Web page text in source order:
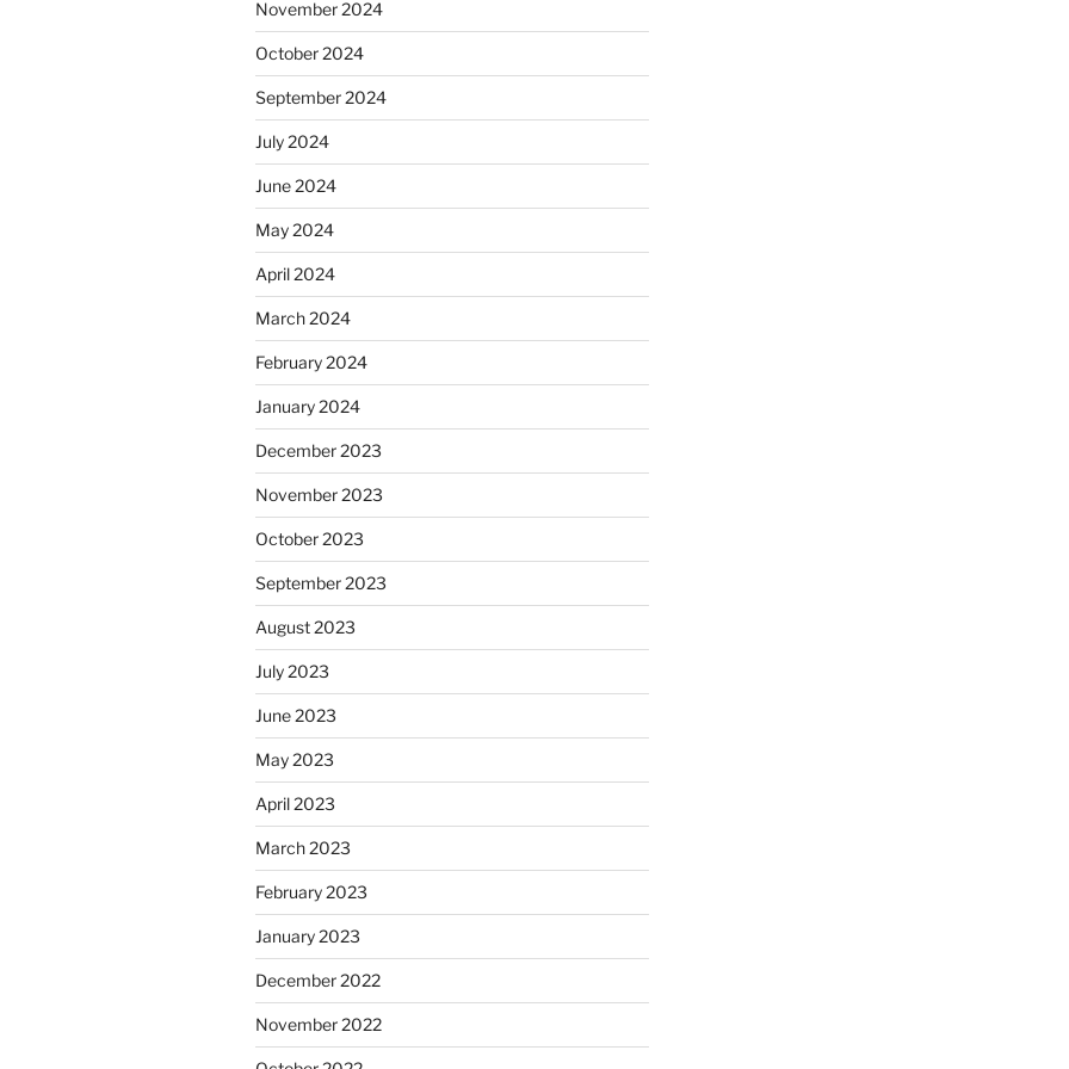
November 2024
October 2024
September 2024
July 2024
June 2024
May 2024
April 2024
March 2024
February 2024
January 2024
December 2023
November 2023
October 2023
September 2023
August 2023
July 2023
June 2023
May 2023
April 2023
March 2023
February 2023
January 2023
December 2022
November 2022